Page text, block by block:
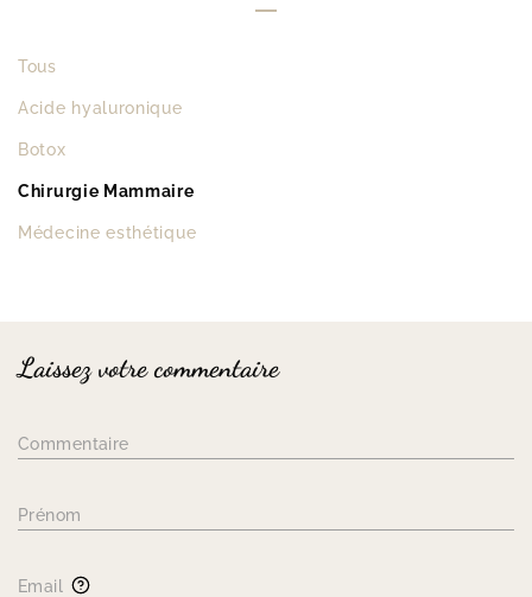
Tous
Acide hyaluronique
Botox
Chirurgie Mammaire
Médecine esthétique
Laissez votre commentaire
Commentaire
Prénom
Email